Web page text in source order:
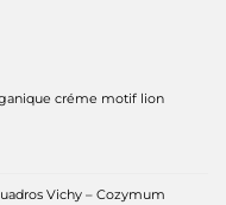
créme motif lion
Vichy – Cozymum